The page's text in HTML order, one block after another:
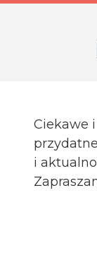
Ciekawe
i